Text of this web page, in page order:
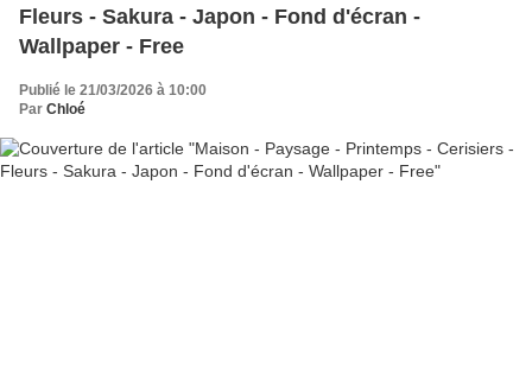
Fleurs - Sakura - Japon - Fond d'écran -
Wallpaper - Free
Publié le 21/03/2026 à 10:00
Par Chloé